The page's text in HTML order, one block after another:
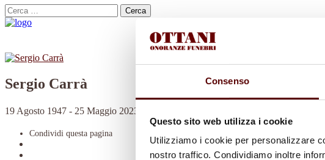
Consenso
Questo sito web utilizza i cookie
Utilizziamo i cookie per personalizzare
nostro traffico. Condividiamo inoltre
Cerca
per:
Sergio Carrà
19 Agosto 1947 - 25 Maggio 2023
Condividi questa pagina